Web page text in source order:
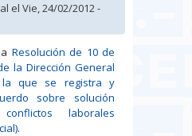
el Vie, 24/02/2012 -
Resolución de 10 de
la Dirección General
la que se registra y
sobre solución
laborales
.